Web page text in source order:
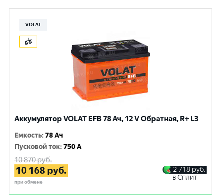
VOLAT
Аккумулятор VOLAT EFB 78 Ач, 12 V Обратная, R+ L3
Емкость:78 Ач
Пусковой ток:750 A
10 870руб.
10 168 руб.
при обмене
2 718 руб.
в Сплит